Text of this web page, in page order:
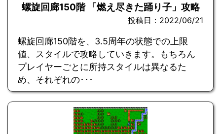
螺旋回廊150階 「燃え尽きた踊り子」攻略
投稿日：2022/06/21
螺旋回廊150階を、3.5周年の状態での上限
値、スタイルで攻略していきます。もちろん
プレイヤーごとに所持スタイルは異なるた
め、それぞれの･･･